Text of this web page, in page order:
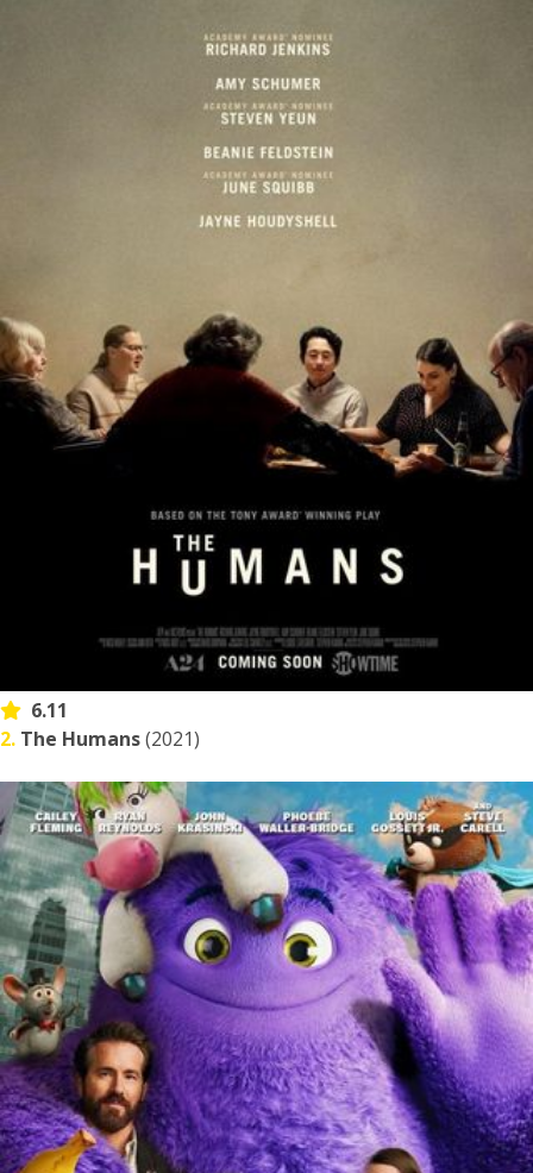
6.11
2. The Humans(2021)